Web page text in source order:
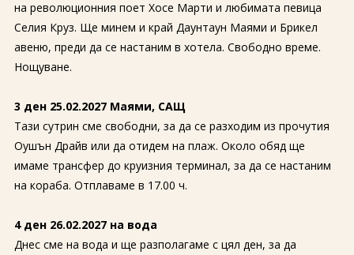
на революционния поет Хосе Марти и любимата певица
Селия Круз. Ще минем и край Даунтаун Маями и Брикел
авеню, преди да се настаним в хотела. Свободно време.
Нощуване.
3 ден 25.02.2027 Маями, САЩ
Тази сутрин сме свободни, за да се разходим из прочутия
Оушън Драйв или да отидем на плаж. Около обяд ще
имаме трансфер до круизния терминал, за да се настаним
на кораба. Отплаваме в 17.00 ч.
4 ден 26.02.2027 на вода
Днес сме на вода и ще разполагаме с цял ден, за да